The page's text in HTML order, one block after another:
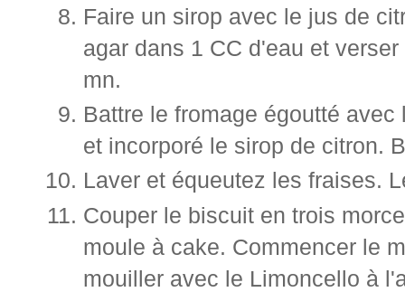
Faire un sirop avec le jus de
agar dans 1 CC d'eau et
mn.
Battre le fromage égoutté
et incorporé le sirop de citron.
Laver et équeutez les fraises.
Couper le biscuit en trois
moule à cake. Commencer le
mouiller avec le Limoncello à